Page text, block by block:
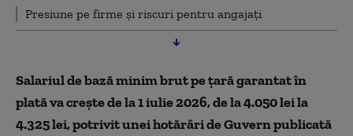
Presiune pe firme și riscuri pentru angajați
Salariul de bază minim brut pe țară garantat în
plată va crește de la 1 iulie 2026, de la 4.050 lei la
4.325 lei, potrivit unei hotărâri de Guvern publicată